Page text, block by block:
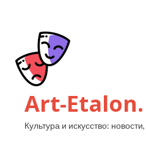
Art-Etalon.
Культура и искусство: